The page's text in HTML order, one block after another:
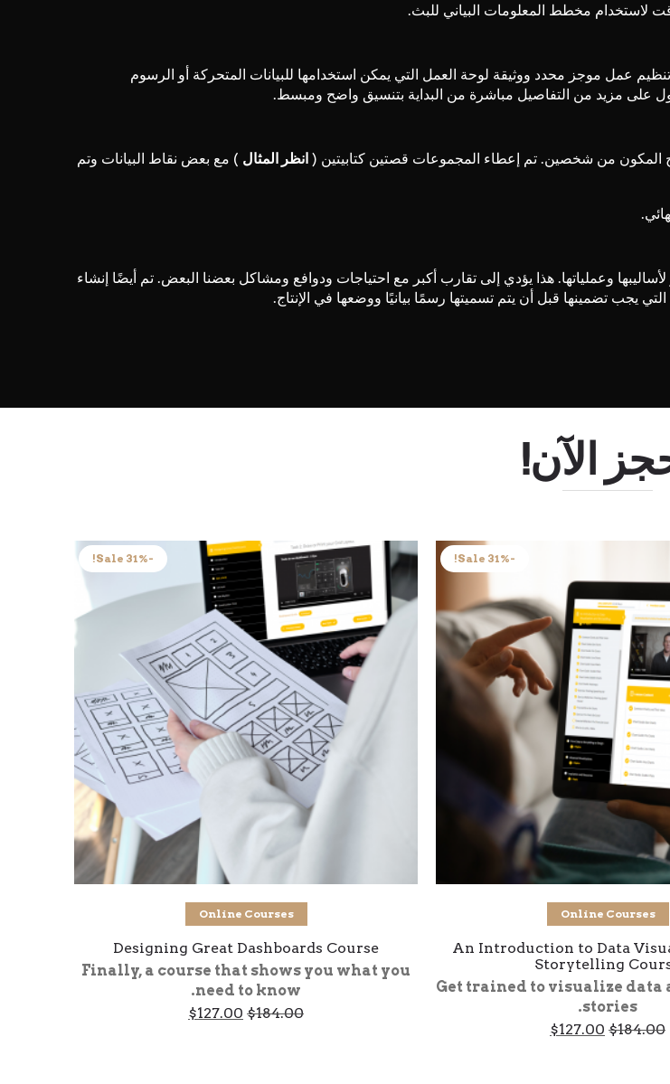
لاستخدام مخطط المعلومات البياني للبث.
عمل موجز محدد ووثيقة لوحة العمل التي يمكن استخدامها للبيانات المتحركة أو الرسوم
على مزيد من التفاصيل مباشرة من البداية بتنسيق واضح ومبسط.
المكون من شخصين. تم إعطاء المجموعات قصتين كتابيتين ( انظر المثال ) مع بعض نقاط البيانات وتم
وعملياتها. هذا يؤدي إلى تقارب أكبر مع احتياجات ودوافع ومشاكل بعضنا البعض. تم أيضًا إنشاء
يجب تضمينها قبل أن يتم تسميتها رسمًا بيانيًا ووضعها في الإنتاج.
الآن!
-31% Sale!
Add to cart
Online Courses
An Introduction to Data
Storytelling
Get trained to visualize data
stories.
$184.00
Original
price
$127.00
Current
price
-31% Sale!
Add to cart
Online Courses
Designing Great Dashboards Course
Finally, a course that shows you what you
need to know.
$184.00
Original
price
$127.00
Current
price